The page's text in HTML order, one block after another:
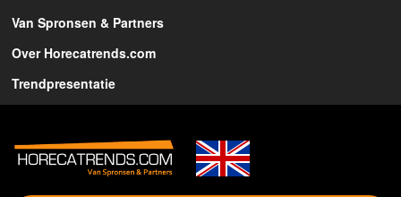
Van Spronsen & Partners
Over Horecatrends.com
Trendpresentatie